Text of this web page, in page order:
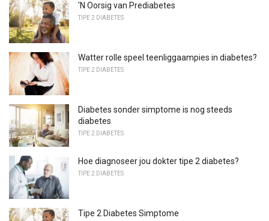
'N Oorsig van Prediabetes
TIPE 2 DIABETES
Watter rolle speel teenliggaampies in diabetes?
TIPE 2 DIABETES
Diabetes sonder simptome is nog steeds
diabetes
TIPE 2 DIABETES
Hoe diagnoseer jou dokter tipe 2 diabetes?
TIPE 2 DIABETES
Tipe 2 Diabetes Simptome